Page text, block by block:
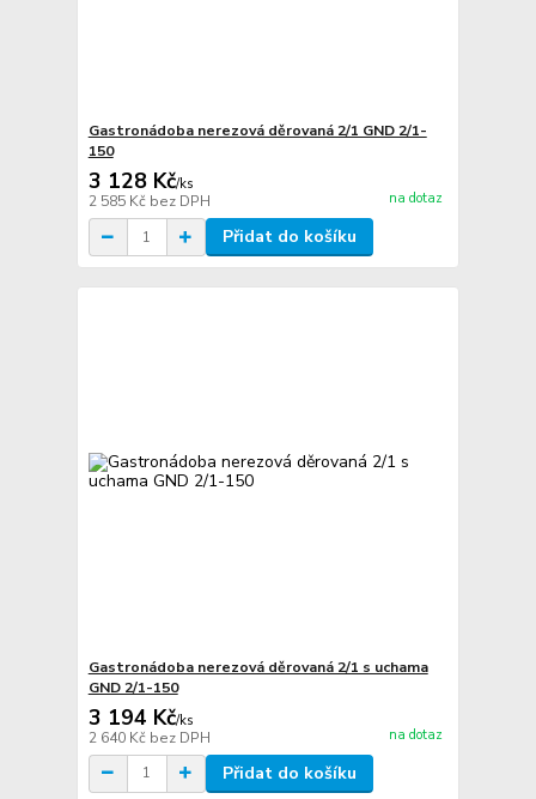
Gastronádoba nerezová děrovaná 2/1 GND 2/1-
150
3 128 Kč/ks
2 585 Kč bez DPH na dotaz
Přidat do košíku
Gastronádoba nerezová děrovaná 2/1 s uchama
GND 2/1-150
3 194 Kč/ks
2 640 Kč bez DPH na dotaz
Přidat do košíku